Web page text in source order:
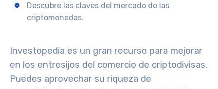
Descubre las claves del mercado de las
criptomonedas.
Investopedia es un gran recurso para mejorar
en los entresijos del comercio de criptodivisas.
Puedes aprovechar su riqueza de